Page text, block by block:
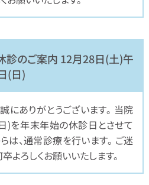
診のご案内 12月28日(土)午
(日)
にありがとうございます。 当院
)を年末年始の休診日とさせて
は、通常診療を行います。 ご迷
よろしくお願いいたします。